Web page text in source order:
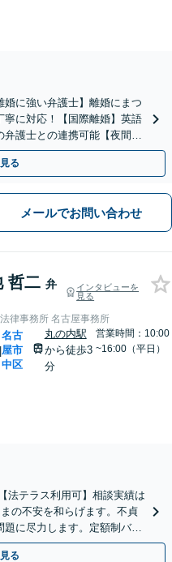
婚に強い弁護士】離婚にまつ
に対応！【国際離婚】英語
護士との連携可能【夜間／
／神沢駅5分】
る
メールでお問い合わせ
哲二 弁
インタビューを
見る
律事務所 名古屋事務所
|
名古
屋市
中区
丸の内駅
から徒歩3
分
営業時間：10:00
~16:00（平日）
法テラス利用可】相談実績は
の不安を和らげます。不貞
に尽力します。定額制バッ
丸の内駅3分】
る